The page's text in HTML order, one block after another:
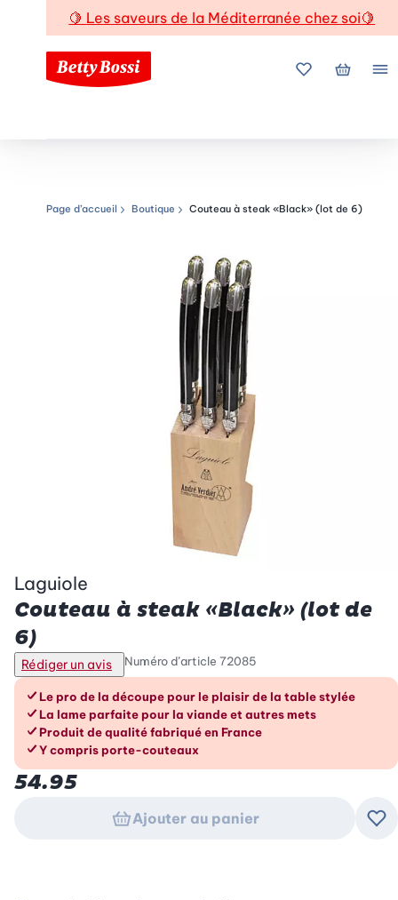
🍋 Les saveurs de la Méditerranée chez soi🍋
Mes favoris
Mon
Chemin de navigation
Page d’accueil Boutique Couteau à steak «Black» (lot de 6)
Laguiole
Couteau à steak «Black» (lot de
6)
Rédiger un avis Numéro d’article 72085
Les avantages en un coup d’œil
Le pro de la découpe pour le plaisir de la table stylée
La lame parfaite pour la viande et autres mets
Produit de qualité fabriqué en France
Y compris porte-couteaux
54.95
Ajouter au panier